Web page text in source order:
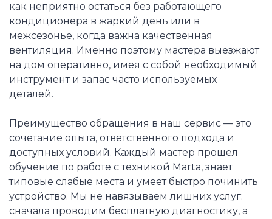
как неприятно остаться без работающего
кондиционера в жаркий день или в
межсезонье, когда важна качественная
вентиляция. Именно поэтому мастера выезжают
на дом оперативно, имея с собой необходимый
инструмент и запас часто используемых
деталей.
Преимущество обращения в наш сервис — это
сочетание опыта, ответственного подхода и
доступных условий. Каждый мастер прошел
обучение по работе с техникой Marta, знает
типовые слабые места и умеет быстро починить
устройство. Мы не навязываем лишних услуг:
сначала проводим бесплатную диагностику, а